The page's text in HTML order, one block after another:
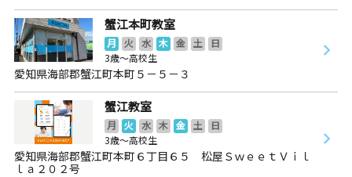
蟹江本町教室
月 火 水 木 金 土
日
3歳～高校生
愛知県海部郡蟹江町本町５－５－３
蟹江教室
月 火 水 木 金 土
日
3歳～高校生
愛知県海部郡蟹江町本町６丁目６５ 松屋ＳｗｅｅｔＶｉｌ
ｌａ２０２号